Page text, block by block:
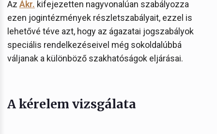
Az Ákr. kifejezetten nagyvonalúan szabályozza
ezen jogintézmények részletszabályait, ezzel is
lehetővé téve azt, hogy az ágazatai jogszabályok
speciális rendelkezéseivel még sokoldalúbbá
váljanak a különböző szakhatóságok eljárásai.
A kérelem vizsgálata